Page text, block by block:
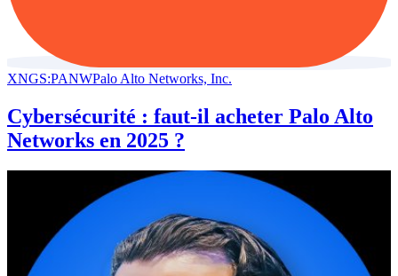
XNGS:PANWPalo Alto Networks, Inc.
Cybersécurité : faut-il acheter Palo Alto
Networks en 2025 ?